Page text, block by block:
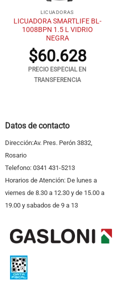
LICUADORAS
LICUADORA SMARTLIFE BL-
1008BPN 1.5 L VIDRIO
NEGRA
$60.628
PRECIO ESPECIAL EN
TRANSFERENCIA
Datos de contacto
Dirección:Av. Pres. Perón 3832,
Rosario
Telefono: 0341 431-5213
Horarios de Atención: De lunes a
viernes de 8.30 a 12.30 y de 15.00 a
19.00 y sabados de 9 a 13